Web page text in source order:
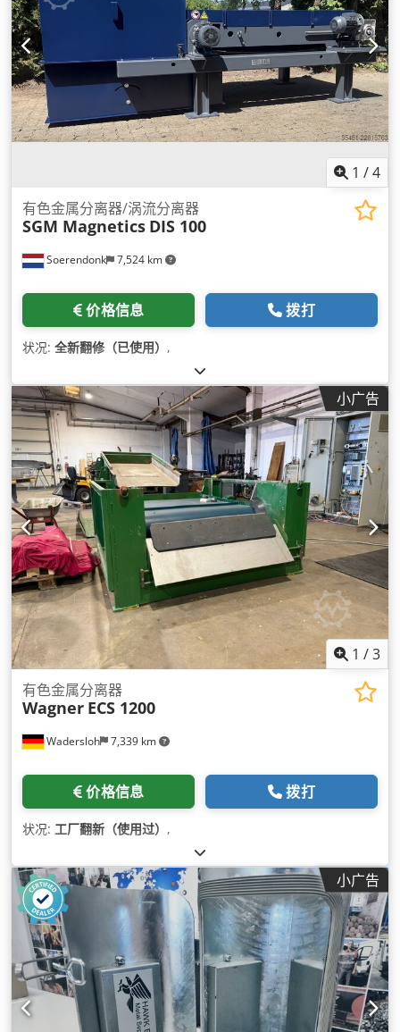
1 /4
Soerendonk 7,524 km
有色金属分离器/涡流分离器
SGM Magnetics DIS 100
价格信息 拨打
状况: 全新翻修（已使用） ,
小广告
1 /3
Wadersloh 7,339 km
有色金属分离器
Wagner ECS 1200
价格信息 拨打
状况: 工厂翻新（使用过） ,
小广告